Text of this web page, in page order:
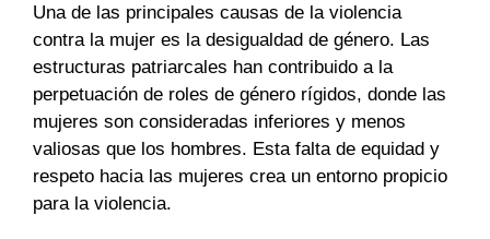
Una de las principales causas de la violencia
contra la mujer es la desigualdad de género. Las
estructuras patriarcales han contribuido a la
perpetuación de roles de género rígidos, donde las
mujeres son consideradas inferiores y menos
valiosas que los hombres. Esta falta de equidad y
respeto hacia las mujeres crea un entorno propicio
para la violencia.